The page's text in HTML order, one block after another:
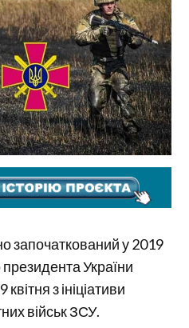
започаткований у 2019
України
з ініціативи
військ ЗСУ.